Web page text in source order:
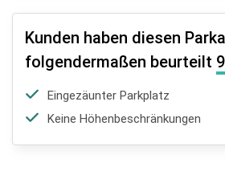
Kunden haben diesen
folgendermaßen beurteilt
Eingezäunter Parkplatz
Keine Höhenbeschränkungen